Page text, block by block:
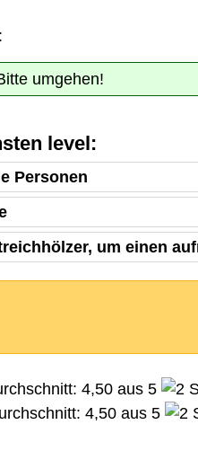
umgehen!
level:
Personen
um einen